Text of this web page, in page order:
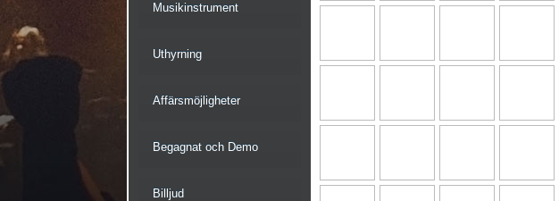
Musikinstrument
Uthyrning
Affärsmöjligheter
Begagnat och Demo
Billjud